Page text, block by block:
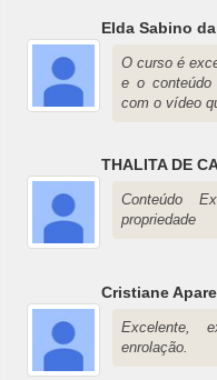
Elda Sabino
O curso é
e o
com o vídeo
THALITA DE
Conteúdo
propriedade
Cristiane
Excelente,
enrolação.